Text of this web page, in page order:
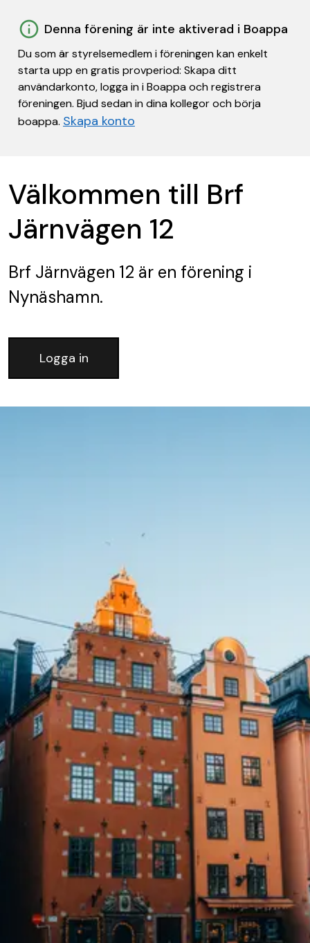
Denna förening är inte aktiverad i Boappa
Du som är styrelsemedlem i föreningen kan enkelt
starta upp en gratis provperiod: Skapa ditt
användarkonto, logga in i Boappa och registrera
föreningen. Bjud sedan in dina kollegor och börja
boappa. Skapa konto
Välkommen till Brf
Järnvägen 12
Brf Järnvägen 12 är en förening i
Nynäshamn.
Logga in